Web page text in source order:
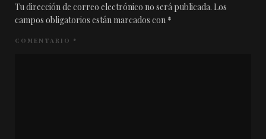
Tu dirección de correo electrónico no será publicada. Los
campos obligatorios están marcados con *
COMENTARIO *